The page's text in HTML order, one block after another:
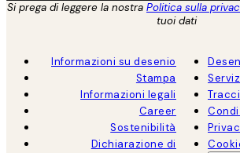
Si prega di leggere la nostra Politica sulla
tuoi dati
Informazioni su desenio
Stampa
Informazioni legali
Career
Sostenibilità
Dichiarazione di